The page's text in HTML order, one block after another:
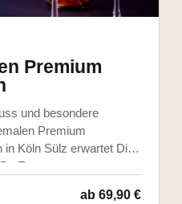
Premium
und besondere
Premium
Köln Sülz erwartet Dich
Events &
ab 69,90 €